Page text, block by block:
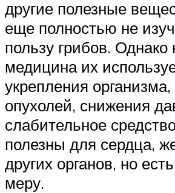
другие полезные
еще полностью не
пользу грибов. Однако
медицина их
укрепления
опухолей, снижения
слабительное
полезны для сердца,
других органов, но
меру.